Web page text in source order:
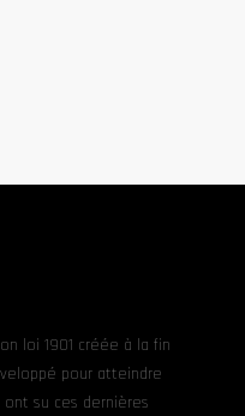
loi 1901 créée à la fin
pour atteindre
ont su ces dernières